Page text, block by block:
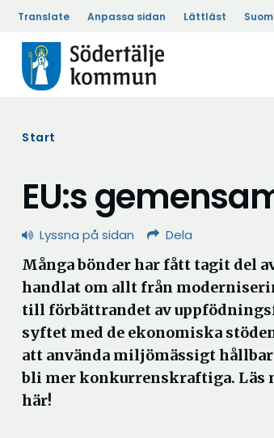
Translate Anpassa sidan Lättläst
Start
EU:s
Lyssna på sidan Dela
Många bönder har fått tagit del
handlat om allt från
till förbättrandet av
syftet med de ekonomiska
att använda miljömässigt
bli mer konkurrenskraftiga. Läs
här!